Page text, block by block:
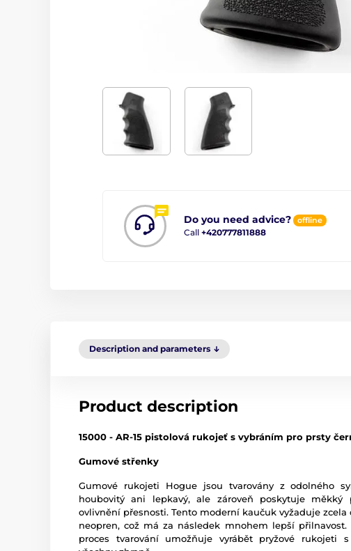
Do you need advice? offline
Call +420777811888
Description and parameters
Product description
15000 - AR-15 pistolová rukojeť s vybráním pro prsty
Gumové střenky
Gumové rukojeti Hogue jsou tvarovány z odolného
houbovitý ani lepkavý, ale zároveň poskytuje
ovlivnění přesnosti. Tento moderní kaučuk vyžaduje
neopren, což má za následek mnohem lepší
proces tvarování umožňuje vyrábět pryžové rukojeti